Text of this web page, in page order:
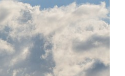
Подпирая облака